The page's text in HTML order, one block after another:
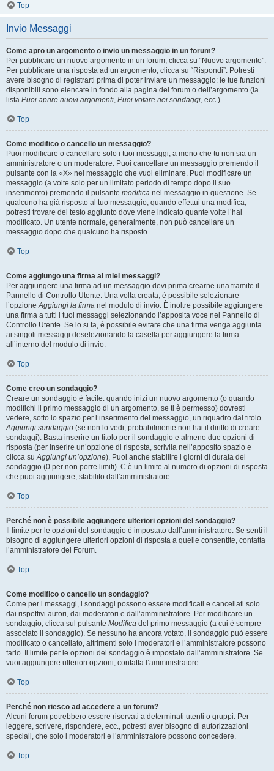
Top
Invio Messaggi
Come apro un argomento o invio un messaggio in un forum?
Per pubblicare un nuovo argomento in un forum, clicca su “Nuovo argomento”.
Per pubblicare una risposta ad un argomento, clicca su “Rispondi”. Potresti
avere bisogno di registrarti prima di poter inviare un messaggio: le tue funzioni
disponibili sono elencate in fondo alla pagina del forum o dell’argomento (la
lista Puoi aprire nuovi argomenti, Puoi votare nei sondaggi, ecc.).
Top
Come modifico o cancello un messaggio?
Puoi modificare o cancellare solo i tuoi messaggi, a meno che tu non sia un
amministratore o un moderatore. Puoi cancellare un messaggio premendo il
pulsante con la «X» nel messaggio che vuoi eliminare. Puoi modificare un
messaggio (a volte solo per un limitato periodo di tempo dopo il suo
inserimento) premendo il pulsante modifica nel messaggio in questione. Se
qualcuno ha già risposto al tuo messaggio, quando effettui una modifica,
potresti trovare del testo aggiunto dove viene indicato quante volte l’hai
modificato. Un utente normale, generalmente, non può cancellare un
messaggio dopo che qualcuno ha risposto.
Top
Come aggiungo una firma ai miei messaggi?
Per aggiungere una firma ad un messaggio devi prima crearne una tramite il
Pannello di Controllo Utente. Una volta creata, è possibile selezionare
l’opzioneAggiungi la firma nel modulo di invio. È inoltre possibile aggiungere
una firma a tutti i tuoi messaggi selezionando l’apposita voce nel Pannello di
Controllo Utente. Se lo si fa, è possibile evitare che una firma venga aggiunta
ai singoli messaggi deselezionando la casella per aggiungere la firma
all’interno del modulo di invio.
Top
Come creo un sondaggio?
Creare un sondaggio è facile: quando inizi un nuovo argomento (o quando
modifichi il primo messaggio di un argomento, se ti è permesso) dovresti
vedere, sotto lo spazio per l’inserimento del messaggio, un riquadro dal titolo
Aggiungi sondaggio (se non lo vedi, probabilmente non hai il diritto di creare
sondaggi). Basta inserire un titolo per il sondaggio e almeno due opzioni di
risposta (per inserire un’opzione di risposta, scrivila nell’apposito spazio e
clicca suAggiungi un’opzione). Puoi anche stabilire i giorni di durata del
sondaggio (0 per non porre limiti). C’è un limite al numero di opzioni di risposta
che puoi aggiungere, stabilito dall’amministratore.
Top
Perché non è possibile aggiungere ulteriori opzioni del sondaggio?
Il limite per le opzioni del sondaggio è impostato dall’amministratore. Se senti il
bisogno di aggiungere ulteriori opzioni di risposta a quelle consentite, contatta
l’amministratore del Forum.
Top
Come modifico o cancello un sondaggio?
Come per i messaggi, i sondaggi possono essere modificati e cancellati solo
dai rispettivi autori, dai moderatori e dall’amministratore. Per modificare un
sondaggio, clicca sul pulsante Modifica del primo messaggio (a cui è sempre
associato il sondaggio). Se nessuno ha ancora votato, il sondaggio può essere
modificato o cancellato, altrimenti solo i moderatori e l’amministratore possono
farlo. Il limite per le opzioni del sondaggio è impostato dall’amministratore. Se
vuoi aggiungere ulteriori opzioni, contatta l’amministratore.
Top
Perché non riesco ad accedere a un forum?
Alcuni forum potrebbero essere riservati a determinati utenti o gruppi. Per
leggere, scrivere, rispondere, ecc., potresti aver bisogno di autorizzazioni
speciali, che solo i moderatori e l’amministratore possono concedere.
Top